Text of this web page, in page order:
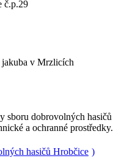
sboru dobrovolných hasičů
a ochranné prostředky.
)